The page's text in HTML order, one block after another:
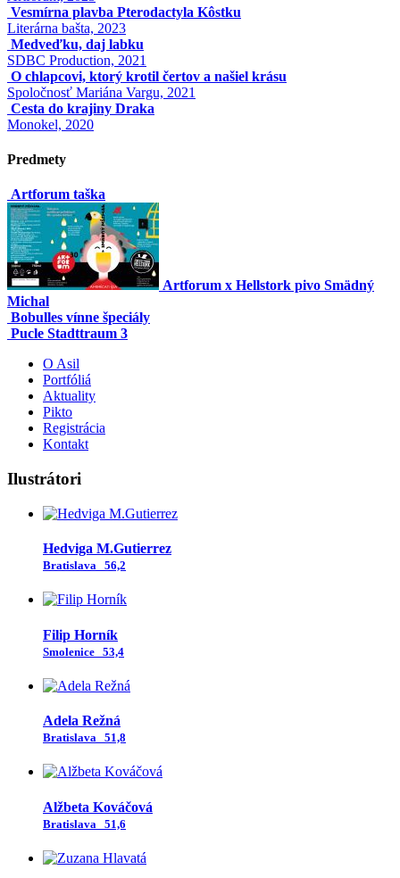
Vesmírna plavba Pterodactyla Kôstku
Literárna bašta, 2023
Medveďku, daj labku
SDBC Production, 2021
O chlapcovi, ktorý krotil čertov a našiel krásu
Spoločnosť Mariána Vargu, 2021
Cesta do krajiny Draka
Monokel, 2020
Predmety
Artforum taška
Artforum x Hellstork pivo Smädný
Michal
Bobulles vínne špeciály
Pucle Stadttraum 3
O Asil
Portfóliá
Aktuality
Pikto
Registrácia
Kontakt
Ilustrátori
Hedviga M.Gutierrez
Bratislava 56,2
Filip Horník
Smolenice 53,4
Adela Režná
Bratislava 51,8
Alžbeta Kováčová
Bratislava 51,6